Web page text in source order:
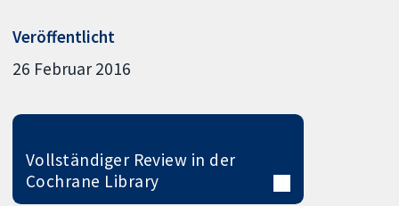
Veröffentlicht
26 Februar 2016
Vollständiger Review in der
Cochrane Library